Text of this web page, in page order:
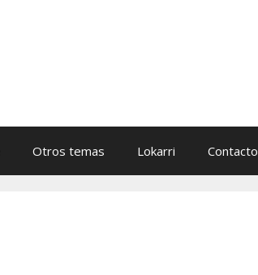
Otros temas Lokarri Contacto